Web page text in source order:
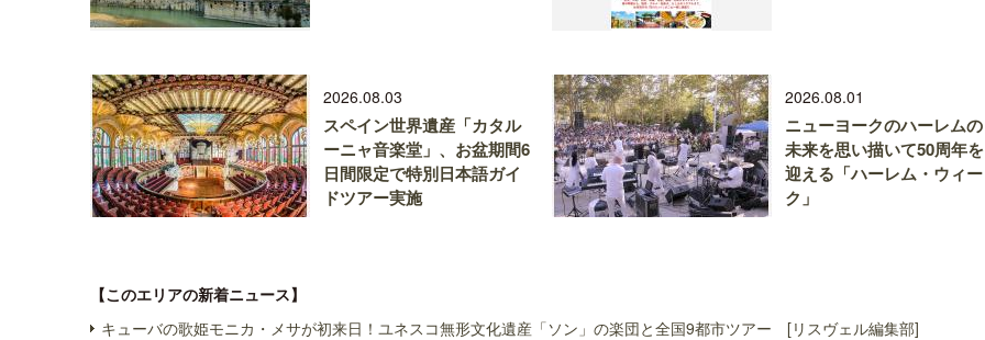
2026.08.03
スペイン世界遺産「カタル
ーニャ音楽堂」、お盆期間6
日間限定で特別日本語ガイ
ドツアー実施
2026.08.01
ニューヨークのハーレムの
未来を思い描いて50周年を
迎える「ハーレム・ウィー
ク」
【このエリアの新着ニュース】
キューバの歌姫モニカ・メサが初来日！ユネスコ無形文化遺産「ソン」の楽団と全国9都市ツアー [リスヴェル編集部]